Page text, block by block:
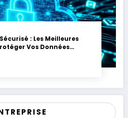
: Les Meilleures
Vos Données